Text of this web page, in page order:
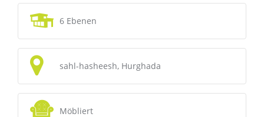
6 Ebenen
sahl-hasheesh, Hurghada
Möbliert